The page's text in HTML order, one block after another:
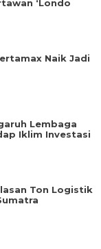
‘Londo
Naik Jadi
Lembaga
Iklim Investasi
Ton Logistik